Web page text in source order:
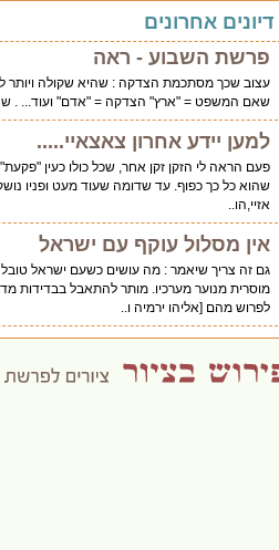
דיונים אחרונים
פרשת השבוע - ראה
עצוב שכך מסתכמת הצדקה : שהיא שקולה ויותר
שאם המשפט = "ארץ" הצדקה = "אדם" ועוד... .
למען יידע אחרון צאצאיי.....
פעם הראה לי הזקן זקן אחר, שכל כולו כעין
שהוא כל כך כפוף. עד שדומה שעוד מעט ופניו
אזיי,הו..
אין מסלול עוקף עם ישראל
גם זה צריך שיאמר : מה עושים כשעם ישראל טובל
מוסרית מנוער מערכיו. מותר להתאבל בבדידות
לפרוש מהם [אליהו ירמיה ו..